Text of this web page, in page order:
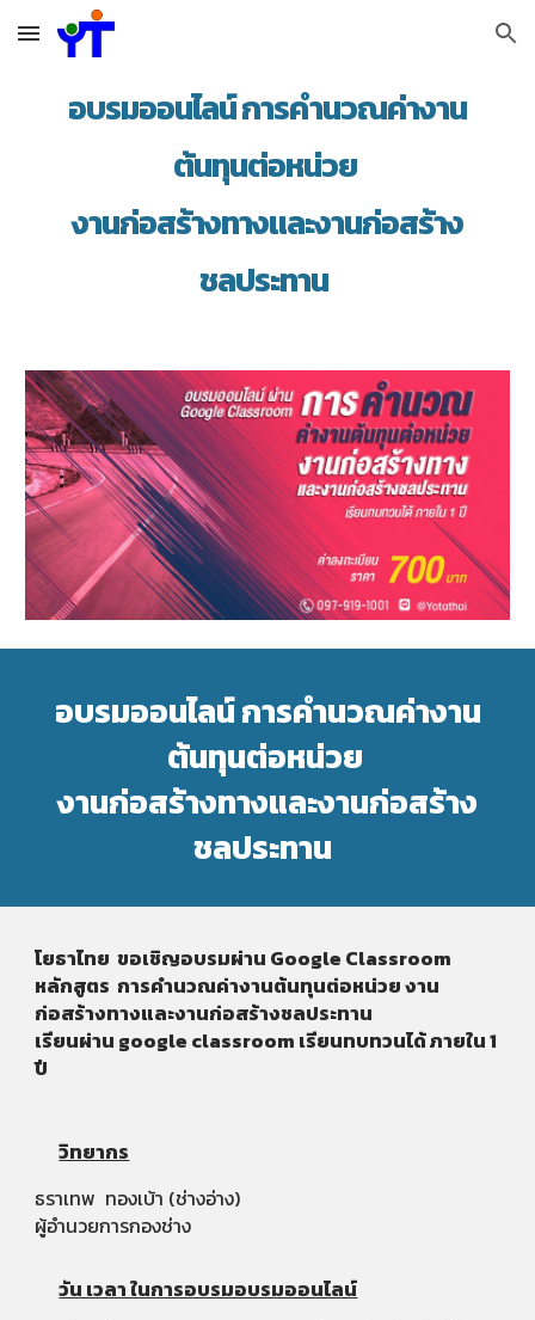
Skip to main content Skip to navigation
อบรมออนไลน์การคำนวณค่างาน
ต้นทุนต่อหน่วย ​
งานก่อสร้างทางและงานก่อสร้าง
ชลประทาน
อบรมออนไลน์การคำนวณค่างาน
ต้นทุนต่อหน่วย ​
งานก่อสร้างทางและงานก่อสร้าง
ชลประทาน
โยธาไทย ขอเชิญอบรมผ่าน Google Classroom
หลักสูตร การคำนวณค่างานต้นทุนต่อหน่วย งาน
ก่อสร้างทางและงานก่อสร้างชลประทาน
เรียนผ่าน google classroom เรียนทบทวนได้ ภายใน 1
ปี​
วิทยากร
ธราเทพ ทองเบ้า (ช่างอ่าง)
ผู้อำนวยการกองช่าง
วัน เวลา ในการอบรมอบรมออนไลน์